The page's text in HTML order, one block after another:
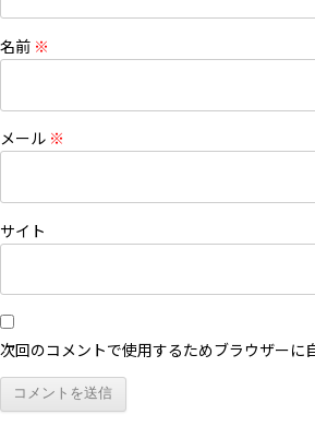
名前 ※
メール ※
サイト
次回のコメントで使用するためブラウザーに